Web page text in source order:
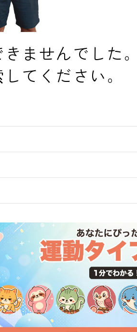
ませんでした。
てください。